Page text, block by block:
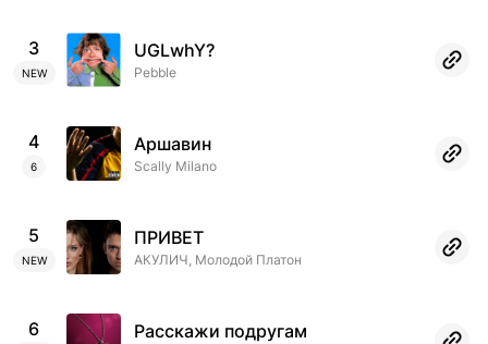
3
NEW
UGLwhY?
Pebble
4
6
Аршавин
Scally Milano
5
NEW
ПРИВЕТ
АКУЛИЧ, Молодой Платон
6 Расскажи подругам